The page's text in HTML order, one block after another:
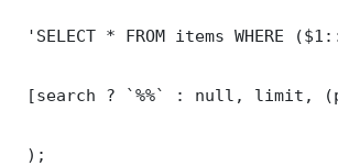
'SELECT * FROM items WHERE
[search ? `%%` : null, limit,
);